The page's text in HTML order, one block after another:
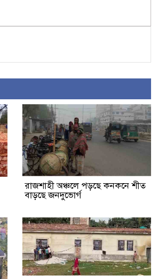
রাজশাহী অঞ্চলে পড়ছে কনকনে শীত
বাড়ছে জনদুভোর্গ